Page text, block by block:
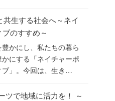
共生する社会へ～ネイ
のすすめ～
豊かにし、私たちの暮ら
かにする「ネイチャーポ
ブ」。今回は、生き…
ツで地域に活力を！ ～